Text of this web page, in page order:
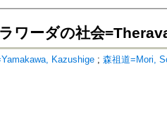
ワーダの社会
Kazushige ; 森祖道=Mori,